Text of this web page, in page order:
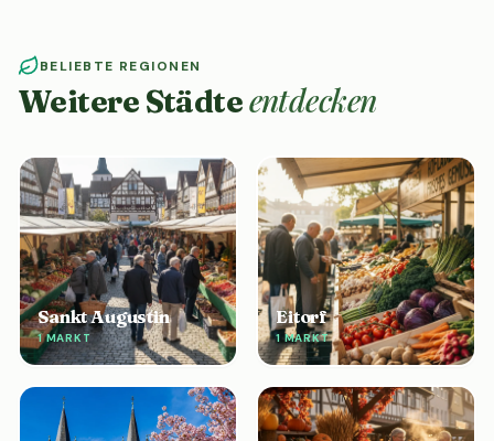
BELIEBTE REGIONEN
Weitere Städteentdecken
Sankt Augustin
1 MARKT
Eitorf
1 MARKT